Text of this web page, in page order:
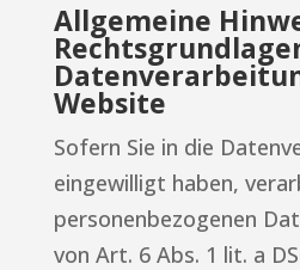
Allgemeine
Website
Sofern Sie in die
eingewilligt haben,
personenbezogenen
von Art. 6 Abs. 1 lit. a